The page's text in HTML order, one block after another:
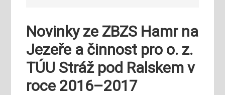
Novinky ze ZBZS Hamr na
Jezeře a činnost pro o. z.
TÚU Stráž pod Ralskem v
roce 2016–2017